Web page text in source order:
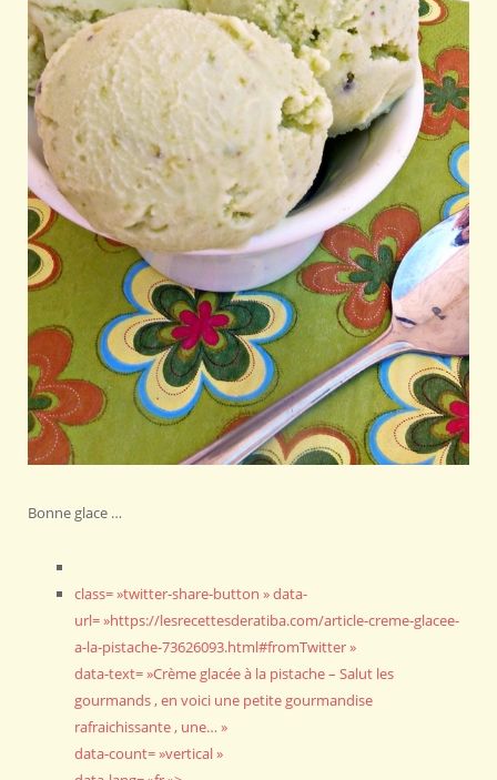
Bonne glace …
class= »twitter-share-button » data-
url= »https://lesrecettesderatiba.com/article-creme-glacee-
a-la-pistache-73626093.html#fromTwitter »
data-text= »Crème glacée à la pistache – Salut les
gourmands , en voici une petite gourmandise
rafraichissante , une… »
data-count= »vertical »